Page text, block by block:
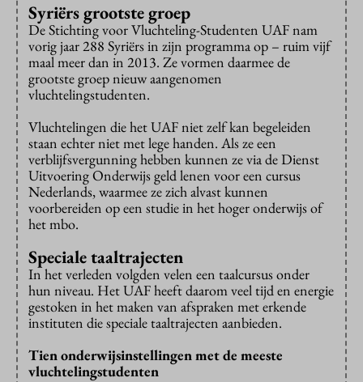
Syriërs grootste groep
De Stichting voor Vluchteling-Studenten UAF nam
vorig jaar 288 Syriërs in zijn programma op – ruim vijf
maal meer dan in 2013. Ze vormen daarmee de
grootste groep nieuw aangenomen
vluchtelingstudenten.
Vluchtelingen die het UAF niet zelf kan begeleiden
staan echter niet met lege handen. Als ze een
verblijfsvergunning hebben kunnen ze via de Dienst
Uitvoering Onderwijs geld lenen voor een cursus
Nederlands, waarmee ze zich alvast kunnen
voorbereiden op een studie in het hoger onderwijs of
het mbo.
Speciale taaltrajecten
In het verleden volgden velen een taalcursus onder
hun niveau. Het UAF heeft daarom veel tijd en energie
gestoken in het maken van afspraken met erkende
instituten die speciale taaltrajecten aanbieden.
Tien onderwijsinstellingen met de meeste
vluchtelingstudenten